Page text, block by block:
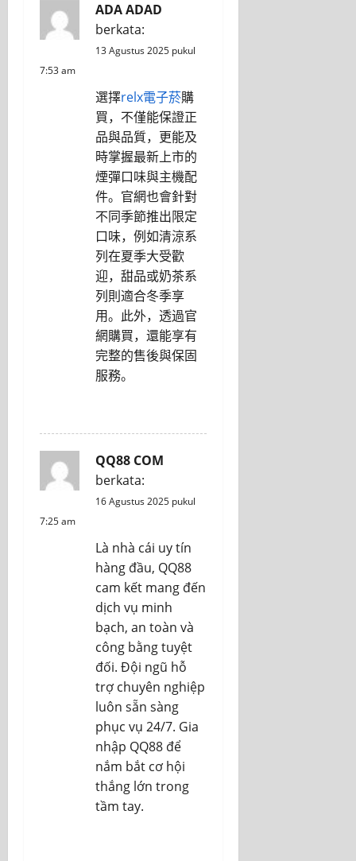
ADA ADAD
berkata:
13 Agustus 2025 pukul
7:53 am
選擇relx電子菸購
買，不僅能保證正
品與品質，更能及
時掌握最新上市的
煙彈口味與主機配
件。官網也會針對
不同季節推出限定
口味，例如清涼系
列在夏季大受歡
迎，甜品或奶茶系
列則適合冬季享
用。此外，透過官
網購買，還能享有
完整的售後與保固
服務。
QQ88 COM
berkata:
16 Agustus 2025 pukul
7:25 am
Là nhà cái uy tín
hàng đầu, QQ88
cam kết mang đến
dịch vụ minh
bạch, an toàn và
công bằng tuyệt
đối. Đội ngũ hỗ
trợ chuyên nghiệp
luôn sẵn sàng
phục vụ 24/7. Gia
nhập QQ88 để
nắm bắt cơ hội
thắng lớn trong
tầm tay.